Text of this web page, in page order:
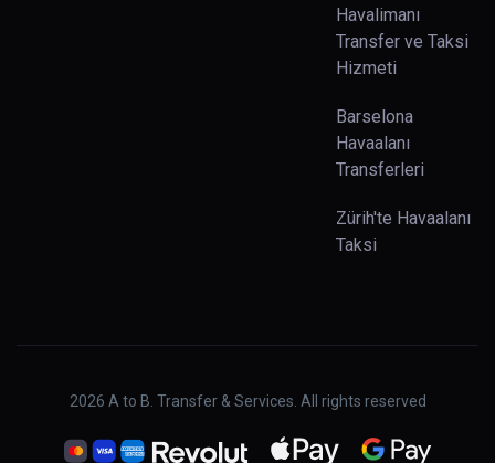
Havalimanı
Transfer ve Taksi
Hizmeti
Barselona
Havaalanı
Transferleri
Zürih'te Havaalanı
Taksi
2026 A to B. Transfer & Services. All rights reserved